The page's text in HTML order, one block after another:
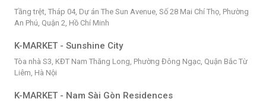
Tầng trệt, Tháp 04, Dự án The Sun Avenue, Số 28 Mai Chí Thọ, Phường
An Phú, Quận 2, Hồ Chí Minh
K-MARKET - Sunshine City
Tòa nhà S3, KĐT Nam Thăng Long, Phường Đông Ngạc, Quận Bắc Từ
Liêm, Hà Nội
K-MARKET - Nam Sài Gòn Residences